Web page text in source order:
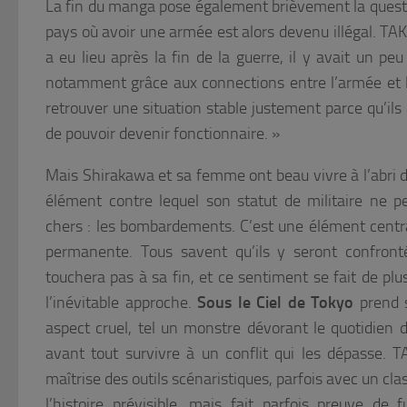
La fin du manga pose également brièvement la
pays où avoir une armée est alors devenu illégal.
a eu lieu après la fin de la guerre, il y avait un peu
notamment grâce aux connections entre l’armée
retrouver une situation stable justement parce
de pouvoir devenir fonctionnaire. »
Mais Shirakawa et sa femme ont beau vivre à
élément contre lequel son statut de militaire ne
chers : les bombardements. C’est une élément
permanente. Tous savent qu’ils y seront
touchera pas à sa fin, et ce sentiment se fait de
l’inévitable approche. Sous le Ciel de Tokyo prend
aspect cruel, tel un monstre dévorant le quotidien
avant tout survivre à un conflit qui les dépasse.
maîtrise des outils scénaristiques, parfois avec un